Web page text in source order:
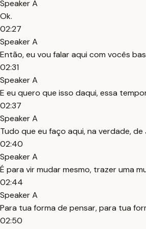
Speaker A
Ok.
02:27
Speaker A
Então, eu vou falar aqui com vocês
02:31
Speaker A
E eu quero que isso daqui, essa
02:37
Speaker A
Tudo que eu faço aqui, na verdade, de
02:40
Speaker A
É para vir mudar mesmo, trazer uma
02:44
Speaker A
Para tua forma de pensar, para tua
02:50